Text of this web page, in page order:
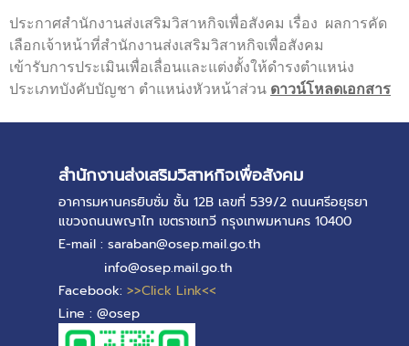
ประกาศสำนักงานส่งเสริมวิสาหกิจเพื่อสังคม เรื่อง ผลการคัด
เลือกเจ้าหน้าที่สำนักงานส่งเสริมวิสาหกิจเพื่อสังคม
เข้ารับการประเมินเพื่อเลื่อนและแต่งตั้งให้ดำรงตำแหน่ง
ประเภทบังคับบัญชา ตำแหน่งหัวหน้าส่วน ดาวน์โหลดเอกสาร
สำนักงานส่งเสริมวิสาหกิจเพื่อสังคม
อาคารมหานครยิบซั่ม ชั้น 12B เลขที่ 539/2 ถนนศรีอยุธยา
แขวงถนนพญาไท เขตราชเทวี กรุงเทพมหานคร 10400
E-mail : saraban@osep.mail.go.th
info@osep.mail.go.th
Facebook: >>Click Link<<
Line : @osep